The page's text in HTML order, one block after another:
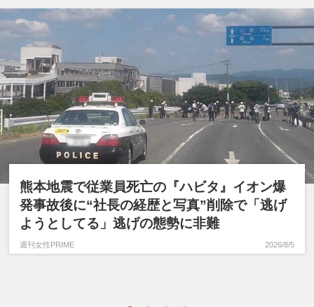
熊本地震で従業員死亡の『ハビタ』イオン爆
発事故後に“社長の経歴と写真”削除で「逃げ
ようとしてる」逃げの態勢に非難
週刊女性PRIME 2026/8/5